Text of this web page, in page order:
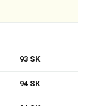
93 SK
94 SK